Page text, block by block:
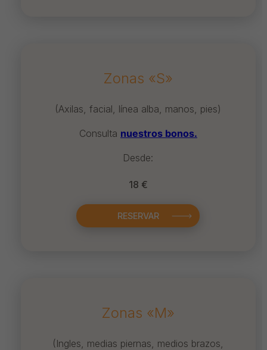
Zonas «S»
(Axilas, facial, línea alba, manos, pies)
Consulta nuestros bonos.
Desde:
18 €
RESERVAR
Zonas «M»
(Ingles, medias piernas, medios brazos,